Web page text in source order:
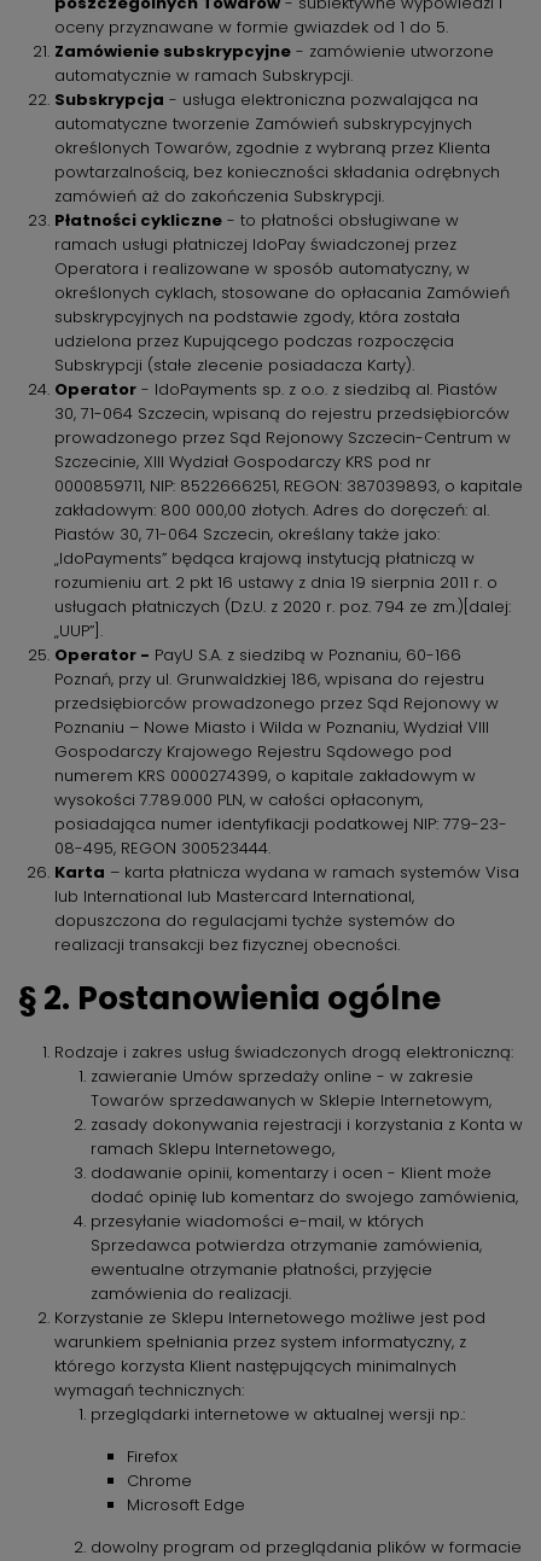
oceny przyznawane w formie gwiazdek od 1 do 5.
Zamówienie subskrypcyjne - zamówienie utworzone
automatycznie w ramach Subskrypcji.
Subskrypcja - usługa elektroniczna pozwalająca na
automatyczne tworzenie Zamówień subskrypcyjnych
określonych Towarów, zgodnie z wybraną przez Klienta
powtarzalnością, bez konieczności składania odrębnych
zamówień aż do zakończenia Subskrypcji.
Płatności cykliczne - to płatności obsługiwane w
ramach usługi płatniczej IdoPay świadczonej przez
Operatora i realizowane w sposób automatyczny, w
określonych cyklach, stosowane do opłacania Zamówień
subskrypcyjnych na podstawie zgody, która została
udzielona przez Kupującego podczas rozpoczęcia
Subskrypcji (stałe zlecenie posiadacza Karty).
Operator - IdoPayments sp. z o.o. z siedzibą al. Piastów
30, 71-064 Szczecin, wpisaną do rejestru przedsiębiorców
prowadzonego przez Sąd Rejonowy Szczecin-Centrum w
Szczecinie, XIII Wydział Gospodarczy KRS pod nr
0000859711, NIP: 8522666251, REGON: 387039893, o kapitale
zakładowym: 800 000,00 złotych. Adres do doręczeń: al.
Piastów 30, 71-064 Szczecin, określany także jako:
„IdoPayments” będąca krajową instytucją płatniczą w
rozumieniu art. 2 pkt 16 ustawy z dnia 19 sierpnia 2011 r. o
usługach płatniczych (Dz.U. z 2020 r. poz. 794 ze zm.)[dalej:
„UUP”].
Operator - PayU S.A. z siedzibą w Poznaniu, 60-166
Poznań, przy ul. Grunwaldzkiej 186, wpisana do rejestru
przedsiębiorców prowadzonego przez Sąd Rejonowy w
Poznaniu – Nowe Miasto i Wilda w Poznaniu, Wydział VIII
Gospodarczy Krajowego Rejestru Sądowego pod
numerem KRS 0000274399, o kapitale zakładowym w
wysokości 7.789.000 PLN, w całości opłaconym,
posiadająca numer identyfikacji podatkowej NIP: 779-23-
08-495, REGON 300523444.
Karta – karta płatnicza wydana w ramach systemów Visa
lub International lub Mastercard International,
dopuszczona do regulacjami tychże systemów do
realizacji transakcji bez fizycznej obecności.
§ 2. Postanowienia ogólne
Rodzaje i zakres usług świadczonych drogą elektroniczną:
zawieranie Umów sprzedaży online - w zakresie
Towarów sprzedawanych w Sklepie Internetowym,
zasady dokonywania rejestracji i korzystania z Konta w
ramach Sklepu Internetowego,
dodawanie opinii, komentarzy i ocen - Klient może
dodać opinię lub komentarz do swojego zamówienia,
przesyłanie wiadomości e-mail, w których
Sprzedawca potwierdza otrzymanie zamówienia,
ewentualne otrzymanie płatności, przyjęcie
zamówienia do realizacji.
Korzystanie ze Sklepu Internetowego możliwe jest pod
warunkiem spełniania przez system informatyczny, z
którego korzysta Klient następujących minimalnych
wymagań technicznych:
przeglądarki internetowe w aktualnej wersji np.:
Firefox
Chrome
Microsoft Edge
dowolny program od przeglądania plików w formacie